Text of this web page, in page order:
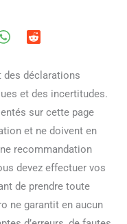
des déclarations
et des incertitudes.
sur cette page
et ne doivent en
recommandation
devez effectuer vos
de prendre toute
ne garantit en aucun